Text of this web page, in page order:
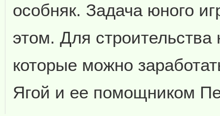
особняк. Задача юного
этом. Для
которые можно
Ягой и ее помощником